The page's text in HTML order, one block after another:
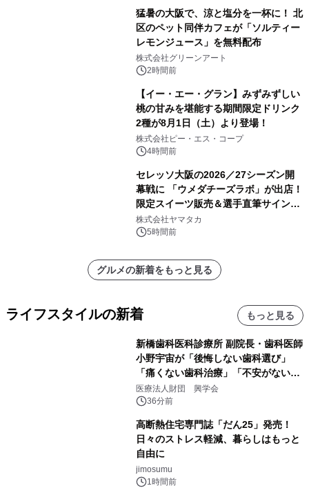
猛暑の大阪で、涼と塩分を一杯に！ 北
区のペット同伴カフェが「ソルティー
レモンジュース」を無料配布
株式会社グリーンアート
2時間前
【イー・エー・グラン】みずみずしい
桃の甘みを堪能する期間限定ドリンク
2種が8月1日（土）より登場！
株式会社ピー・エス・コープ
4時間前
セレッソ大阪の2026／27シーズン開
幕戦に 「ウメダチーズラボ」が出店！
限定スイーツ販売＆選手直筆サイング
ッズが当たる抽選会を 8月8日に開催
株式会社ヤマタカ
5時間前
グルメの新着をもっと見る
ライフスタイルの新着 もっと見る
新橋歯科医科診療所 副院長・歯科医師
小野宇宙が「後悔しない歯科選び」
「痛くない歯科治療」「不安がない治
療計画」をテーマに専門監修
医療法人財団 興学会
36分前
高断熱住宅専門誌「だん25」発売！
日々のストレス軽減、暮らしはもっと
自由に
jimosumu
1時間前